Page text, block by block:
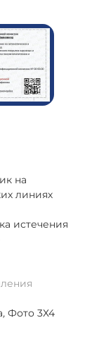
на
линиях
истечения
, Фото 3Х4